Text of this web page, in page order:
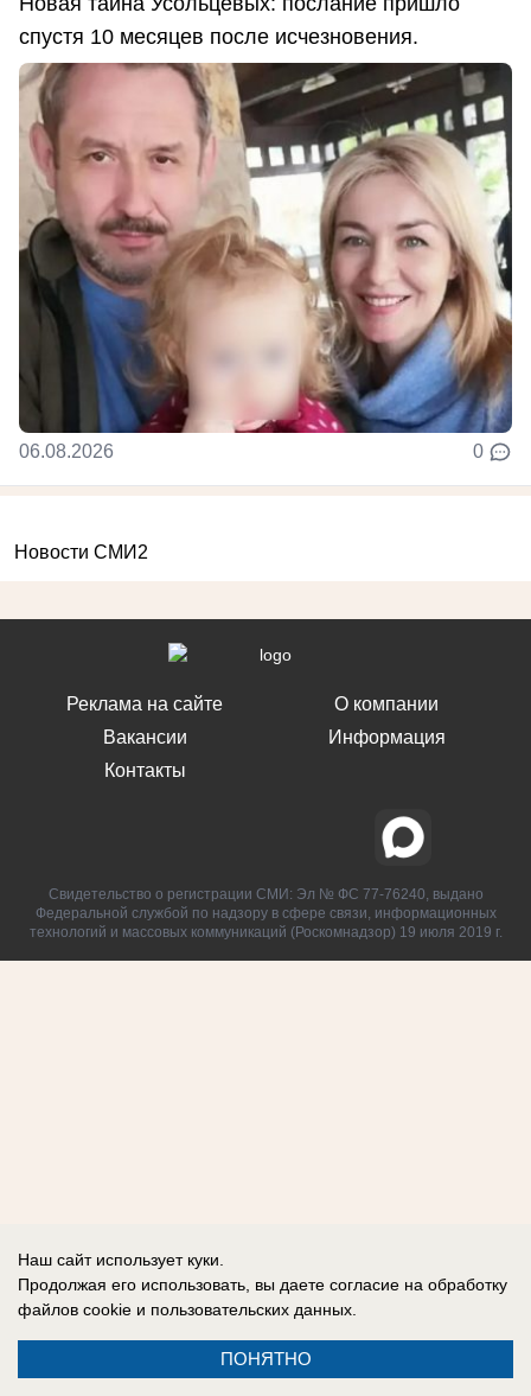
спустя 10 месяцев после исчезновения.
06.08.2026 0
Новости СМИ2
Реклама на сайте
Вакансии
Контакты
О компании
Информация
Свидетельство о регистрации СМИ: Эл № ФС 77-76240, выдано
Федеральной службой по надзору в сфере связи, информационных
технологий и массовых коммуникаций (Роскомнадзор) 19 июля 2019 г.
Наш сайт использует куки.
Продолжая его использовать, вы даете согласие на обработку
файлов cookie и пользовательских данных.
ПОНЯТНО